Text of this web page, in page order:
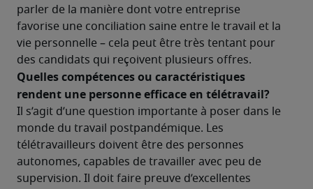
parler de la manière dont votre entreprise
favorise une conciliation saine entre le travail et la
vie personnelle – cela peut être très tentant pour
des candidats qui reçoivent plusieurs offres.
Quelles compétences ou caractéristiques
rendent une personne efficace en télétravail?
Il s’agit d’une question importante à poser dans le
monde du travail postpandémique. Les
télétravailleurs doivent être des personnes
autonomes, capables de travailler avec peu de
supervision. Il doit faire preuve d’excellentes